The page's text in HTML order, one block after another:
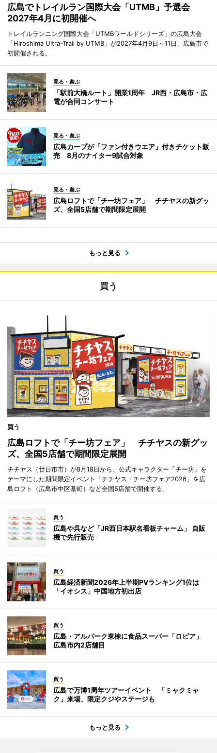
広島でトレイルラン国際大会「UTMB」予選会
2027年4月に初開催へ
トレイルランニング国際大会「UTMBワールドシリーズ」の広島大会
「Hiroshima Ultra-Trail by UTMB」が2027年4月9日～11日、広島市で
初開催される。
見る・遊ぶ
「駅前大橋ルート」開業1周年 JR西・広島市・広
電が合同コンサート
見る・遊ぶ
広島カープが「ファン付きウエア」付きチケット販
売 8月のナイター9試合対象
見る・遊ぶ
広島ロフトで「チー坊フェア」 チチヤスの新グッ
ズ、全国5店舗で期間限定展開
もっと見る
買う
買う
広島ロフトで「チー坊フェア」 チチヤスの新グッ
ズ、全国5店舗で期間限定展開
チチヤス（廿日市市）が8月18日から、公式キャラクター「チー坊」を
テーマにした期間限定イベント「チチヤス・チー坊フェア2026」を広
島ロフト（広島市中区基町）など全国5店舗で開催する。
買う
広島や呉など「JR西日本駅名看板チャーム」 自販
機で先行販売
買う
広島経済新聞2026年上半期PVランキング1位は
「イオシス」中国地方初出店
買う
広島・アルパーク東棟に食品スーパー「ロピア」
広島市内2店舗目
買う
広島で万博1周年ツアーイベント 「ミャクミャ
ク」来場、限定クジやステージも
もっと見る